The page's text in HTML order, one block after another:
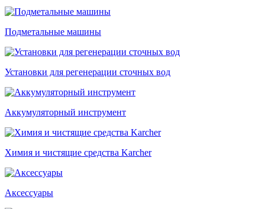
Подметальные машины
Установки для регенерации сточных вод
Аккумуляторный инструмент
Химия и чистящие средства Karcher
Аксессуары